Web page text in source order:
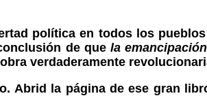
política en todos los
de que la
verdaderamente
Abrid la página de ese gran